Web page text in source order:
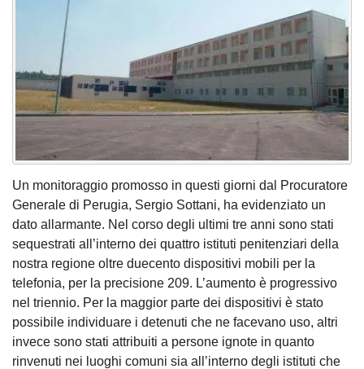
Un monitoraggio promosso in questi giorni dal Procuratore
Generale di Perugia, Sergio Sottani, ha evidenziato un
dato allarmante. Nel corso degli ultimi tre anni sono stati
sequestrati all’interno dei quattro istituti penitenziari della
nostra regione oltre duecento dispositivi mobili per la
telefonia, per la precisione 209. L’aumento è progressivo
nel triennio. Per la maggior parte dei dispositivi è stato
possibile individuare i detenuti che ne facevano uso, altri
invece sono stati attribuiti a persone ignote in quanto
rinvenuti nei luoghi comuni sia all’interno degli istituti che